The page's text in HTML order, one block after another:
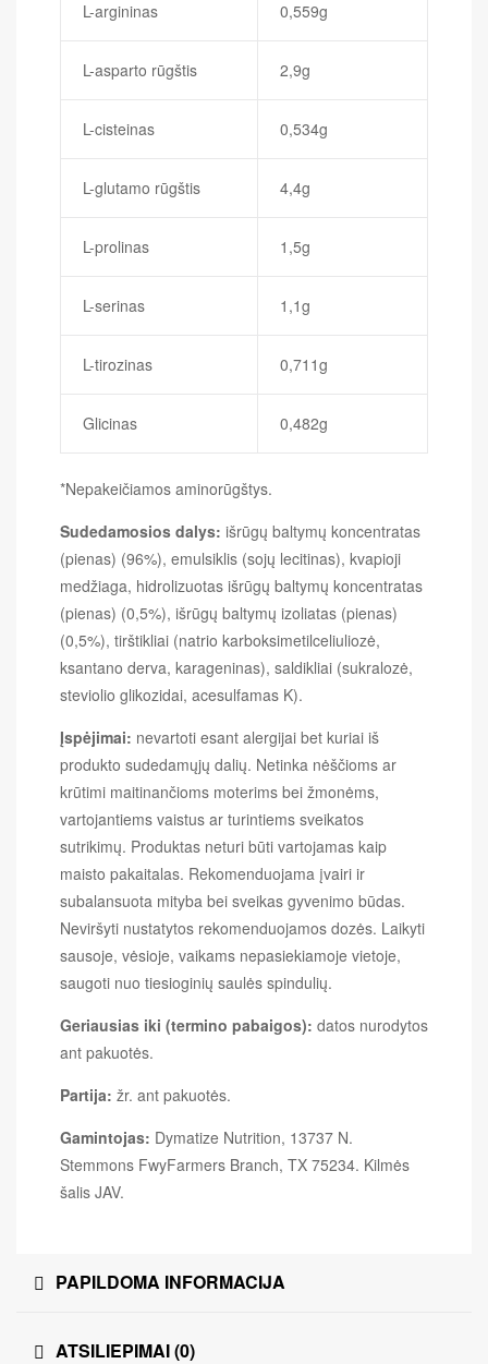
L-argininas 0,559g
L-asparto rūgštis 2,9g
L-cisteinas 0,534g
L-glutamo rūgštis 4,4g
L-prolinas 1,5g
L-serinas 1,1g
L-tirozinas 0,711g
Glicinas 0,482g
*Nepakeičiamos aminorūgštys.
Sudedamosios dalys: išrūgų baltymų koncentratas
(pienas) (96%), emulsiklis (sojų lecitinas), kvapioji
medžiaga, hidrolizuotas išrūgų baltymų koncentratas
(pienas) (0,5%), išrūgų baltymų izoliatas (pienas)
(0,5%), tirštikliai (natrio karboksimetilceliuliozė,
ksantano derva, karageninas), saldikliai (sukralozė,
steviolio glikozidai, acesulfamas K).
Įspėjimai: nevartoti esant alergijai bet kuriai iš
produkto sudedamųjų dalių. Netinka nėščioms ar
krūtimi maitinančioms moterims bei žmonėms,
vartojantiems vaistus ar turintiems sveikatos
sutrikimų. Produktas neturi būti vartojamas kaip
maisto pakaitalas. Rekomenduojama įvairi ir
subalansuota mityba bei sveikas gyvenimo būdas.
Neviršyti nustatytos rekomenduojamos dozės. Laikyti
sausoje, vėsioje, vaikams nepasiekiamoje vietoje,
saugoti nuo tiesioginių saulės spindulių.
Geriausias iki (termino pabaigos): datos nurodytos
ant pakuotės.
Partija: žr. ant pakuotės.
Gamintojas: Dymatize Nutrition, 13737 N.
Stemmons FwyFarmers Branch, TX 75234. Kilmės
šalis JAV.
PAPILDOMA INFORMACIJA
ATSILIEPIMAI (0)